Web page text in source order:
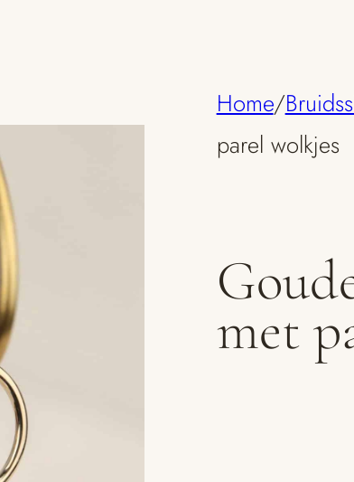
Home/
parel wolkjes
met